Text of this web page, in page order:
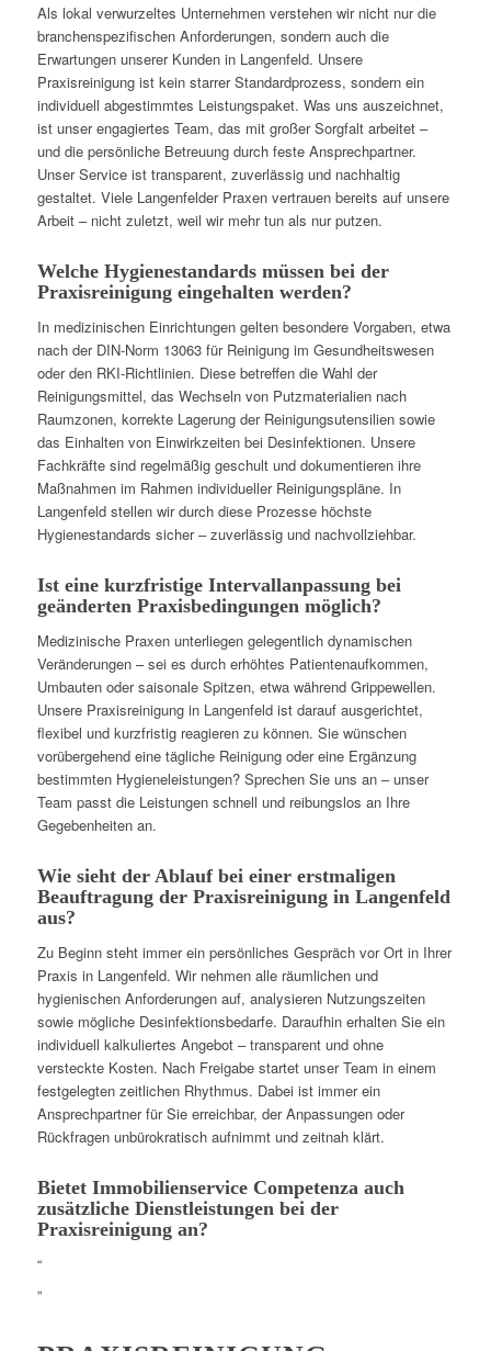
Als lokal verwurzeltes Unternehmen verstehen wir nicht nur die
branchenspezifischen Anforderungen, sondern auch die
Erwartungen unserer Kunden in Langenfeld. Unsere
Praxisreinigung ist kein starrer Standardprozess, sondern ein
individuell abgestimmtes Leistungspaket. Was uns auszeichnet,
ist unser engagiertes Team, das mit großer Sorgfalt arbeitet –
und die persönliche Betreuung durch feste Ansprechpartner.
Unser Service ist transparent, zuverlässig und nachhaltig
gestaltet. Viele Langenfelder Praxen vertrauen bereits auf unsere
Arbeit – nicht zuletzt, weil wir mehr tun als nur putzen.
Welche Hygienestandards müssen bei der
Praxisreinigung eingehalten werden?
In medizinischen Einrichtungen gelten besondere Vorgaben, etwa
nach der DIN-Norm 13063 für Reinigung im Gesundheitswesen
oder den RKI-Richtlinien. Diese betreffen die Wahl der
Reinigungsmittel, das Wechseln von Putzmaterialien nach
Raumzonen, korrekte Lagerung der Reinigungsutensilien sowie
das Einhalten von Einwirkzeiten bei Desinfektionen. Unsere
Fachkräfte sind regelmäßig geschult und dokumentieren ihre
Maßnahmen im Rahmen individueller Reinigungspläne. In
Langenfeld stellen wir durch diese Prozesse höchste
Hygienestandards sicher – zuverlässig und nachvollziehbar.
Ist eine kurzfristige Intervallanpassung bei
geänderten Praxisbedingungen möglich?
Medizinische Praxen unterliegen gelegentlich dynamischen
Veränderungen – sei es durch erhöhtes Patientenaufkommen,
Umbauten oder saisonale Spitzen, etwa während Grippewellen.
Unsere Praxisreinigung in Langenfeld ist darauf ausgerichtet,
flexibel und kurzfristig reagieren zu können. Sie wünschen
vorübergehend eine tägliche Reinigung oder eine Ergänzung
bestimmten Hygieneleistungen? Sprechen Sie uns an – unser
Team passt die Leistungen schnell und reibungslos an Ihre
Gegebenheiten an.
Wie sieht der Ablauf bei einer erstmaligen
Beauftragung der Praxisreinigung in Langenfeld
aus?
Zu Beginn steht immer ein persönliches Gespräch vor Ort in Ihrer
Praxis in Langenfeld. Wir nehmen alle räumlichen und
hygienischen Anforderungen auf, analysieren Nutzungszeiten
sowie mögliche Desinfektionsbedarfe. Daraufhin erhalten Sie ein
individuell kalkuliertes Angebot – transparent und ohne
versteckte Kosten. Nach Freigabe startet unser Team in einem
festgelegten zeitlichen Rhythmus. Dabei ist immer ein
Ansprechpartner für Sie erreichbar, der Anpassungen oder
Rückfragen unbürokratisch aufnimmt und zeitnah klärt.
Bietet Immobilienservice Competenza auch
zusätzliche Dienstleistungen bei der
Praxisreinigung an?
“
„